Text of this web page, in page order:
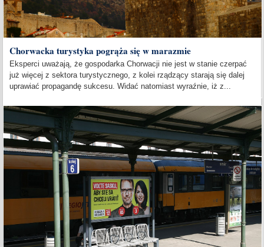
Chorwacka turystyka pogrąża się w marazmie
Eksperci uważają, że gospodarka Chorwacji nie jest w stanie czerpać
już więcej z sektora turystycznego, z kolei rządzący starają się dalej
uprawiać propagandę sukcesu. Widać natomiast wyraźnie, iż z...